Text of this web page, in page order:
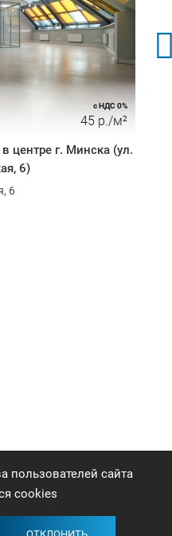
с НДС 0%
45 р./м²
центре г. Минска (ул.
6)
6
пользователей сайта
cookies